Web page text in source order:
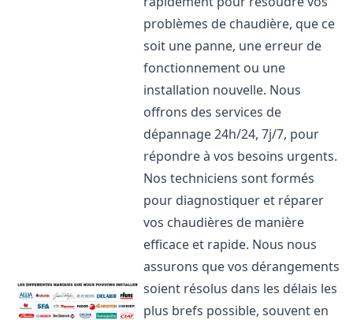
problèmes de chaudière, que ce
soit une panne, une erreur de
fonctionnement ou une
installation nouvelle. Nous
offrons des services de
dépannage 24h/24, 7j/7, pour
répondre à vos besoins urgents.
Nos techniciens sont formés
pour diagnostiquer et réparer
vos chaudières de manière
efficace et rapide. Nous nous
assurons que vos dérangements
soient résolus dans les délais les
plus brefs possible, souvent en